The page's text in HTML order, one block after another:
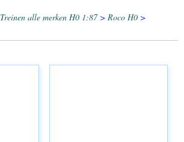
Treinen alle merken H0 1:87> Roco H0 >